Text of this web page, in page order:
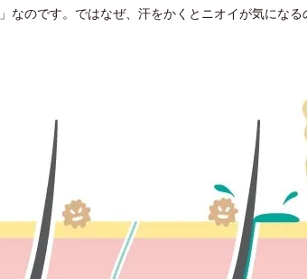
なのです。ではなぜ、汗をかくとニオイが気になる